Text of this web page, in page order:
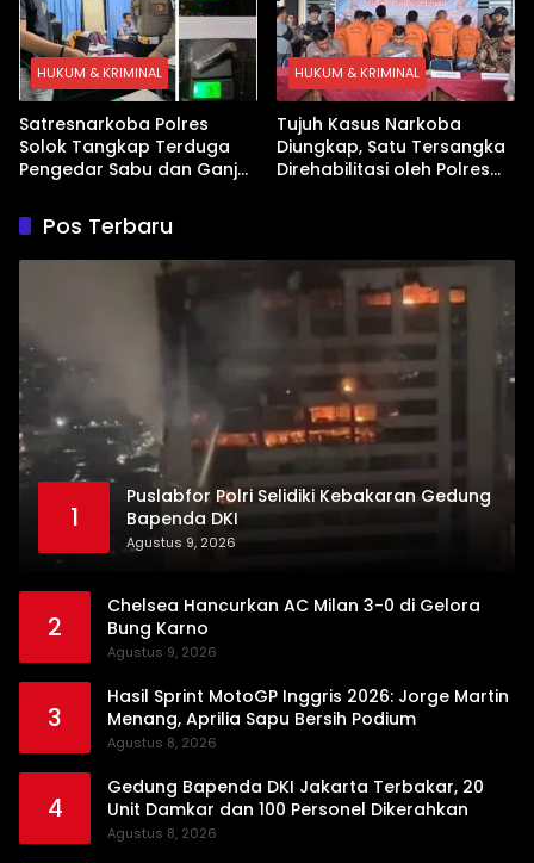
HUKUM & KRIMINAL
Satresnarkoba Polres
Solok Tangkap Terduga
Pengedar Sabu dan Ganja
HUKUM & KRIMINAL
Tujuh Kasus Narkoba
Diungkap, Satu Tersangka
Direhabilitasi oleh Polres
Pos Terbaru
1
Puslabfor Polri Selidiki Kebakaran Gedung
Bapenda DKI
Agustus 9, 2026
2
Chelsea Hancurkan AC Milan 3-0 di Gelora
Bung Karno
Agustus 9, 2026
3
Hasil Sprint MotoGP Inggris 2026: Jorge Martin
Menang, Aprilia Sapu Bersih Podium
Agustus 8, 2026
4
Gedung Bapenda DKI Jakarta Terbakar, 20
Unit Damkar dan 100 Personel Dikerahkan
Agustus 8, 2026